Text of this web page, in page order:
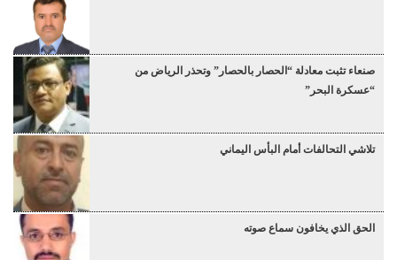
صنعاء تثبت معادلة “الحصار بالحصار” وتحذر الرياض من
“عسكرة البحر”
تلاشي التحالفات أمام البأس اليماني
الحق الذي يخافون سماع صوته